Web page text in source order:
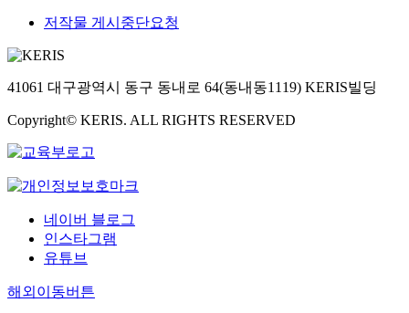
저작물 게시중단요청
41061 대구광역시 동구 동내로 64(동내동1119) KERIS빌딩
Copyright© KERIS. ALL RIGHTS RESERVED
네이버 블로그
인스타그램
유튜브
해외이동버튼